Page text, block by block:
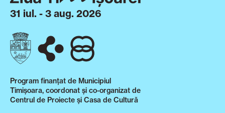
31 iul. - 3 aug. 2026
Program finanțat de Municipiul
Timișoara, coordonat și co-organizat de
Centrul de Proiecte și Casa de Cultură